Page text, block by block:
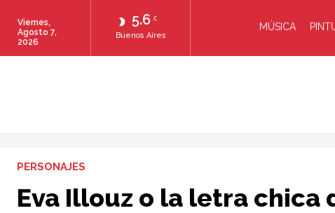
5.6 C
Buenos Aires
Viernes,
Agosto 7,
2026
MÚSICA
PERSONAJES
Eva Illouz o la letra chica